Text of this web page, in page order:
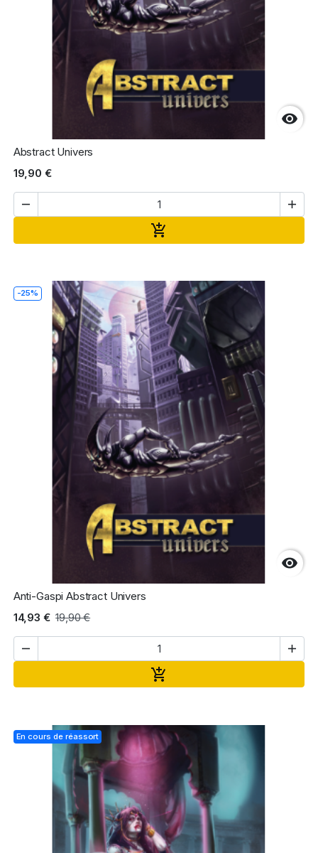

Abstract Univers
19,90 €
 

-25%

Anti-Gaspi Abstract Univers
14,93 € 19,90 €
 

En cours de réassort